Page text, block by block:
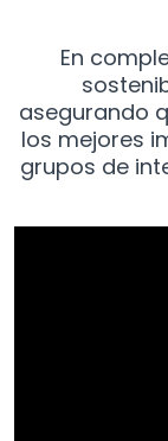
En
asegurando
los mejores
grupos de